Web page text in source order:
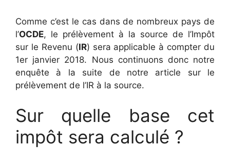
Comme c’est le cas dans de nombreux pays de
l’OCDE, le prélèvement à la source de l’Impôt
sur le Revenu (IR) sera applicable à compter du
1er janvier 2018. Nous continuons donc notre
enquête à la suite de notre article sur le
prélèvement de l’IR à la source.
Sur quelle base cet
impôt sera calculé ?